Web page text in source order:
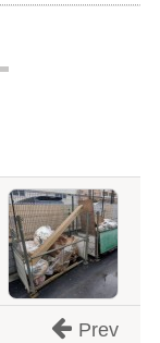
Prev